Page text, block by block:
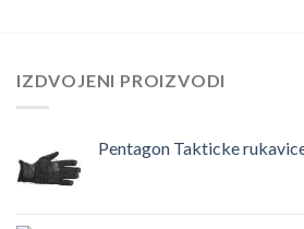
IZDVOJENI PROIZVODI
Pentagon Takticke